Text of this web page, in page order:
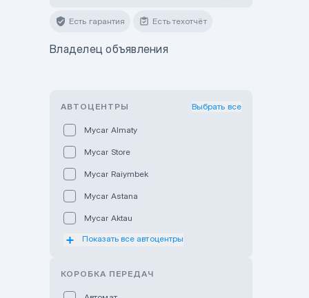
Есть гарантия Есть техотчёт
Владелец объявления
АВТОЦЕНТРЫ Выбрать все
Mycar Almaty
Mycar Store
Mycar Raiymbek
Mycar Astana
Mycar Aktau
Mycar Uralsk
Показать все автоцентры
КОРОБКА ПЕРЕДАЧ